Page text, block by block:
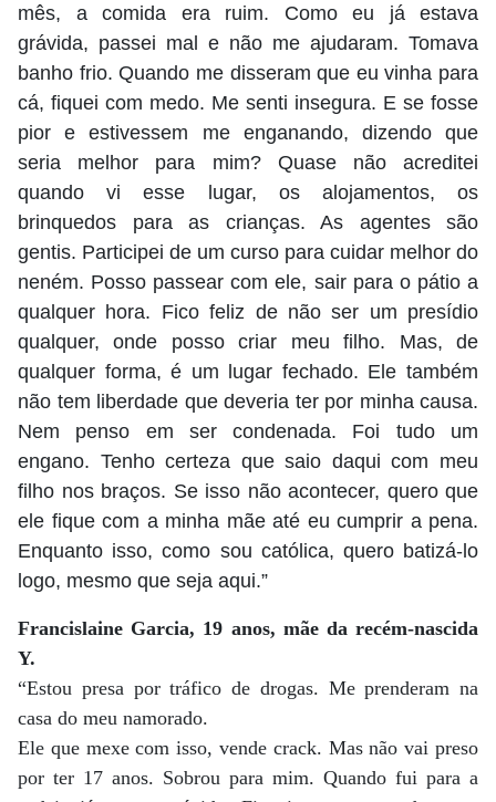
mês, a comida era ruim. Como eu já estava
grávida, passei mal e não me ajudaram. Tomava
banho frio. Quando me disseram que eu vinha para
cá, fiquei com medo. Me senti insegura. E se fosse
pior e estivessem me enganando, dizendo que
seria melhor para mim? Quase não acreditei
quando vi esse lugar, os alojamentos, os
brinquedos para as crianças. As agentes são
gentis. Participei de um curso para cuidar melhor do
neném. Posso passear com ele, sair para o pátio a
qualquer hora. Fico feliz de não ser um presídio
qualquer, onde posso criar meu filho. Mas, de
qualquer forma, é um lugar fechado. Ele também
não tem liberdade que deveria ter por minha causa.
Nem penso em ser condenada. Foi tudo um
engano. Tenho certeza que saio daqui com meu
filho nos braços. Se isso não acontecer, quero que
ele fique com a minha mãe até eu cumprir a pena.
Enquanto isso, como sou católica, quero batizá-lo
logo, mesmo que seja aqui.”
Francislaine Garcia, 19 anos, mãe da recém-nascida
Y.
“Estou presa por tráfico de drogas. Me prenderam na
casa do meu namorado.
Ele que mexe com isso, vende crack. Mas não vai preso
por ter 17 anos. Sobrou para mim. Quando fui para a